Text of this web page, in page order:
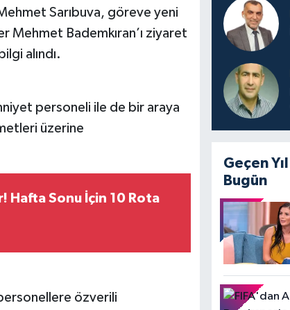
Sarıbuva, göreve yeni
Mehmet Bademkıran’ı ziyaret
alındı.
personeli ile de bir araya
üzerine
Hafta Sonu İçin 10 Rota
özverili
Geçen Yıl
Bugün